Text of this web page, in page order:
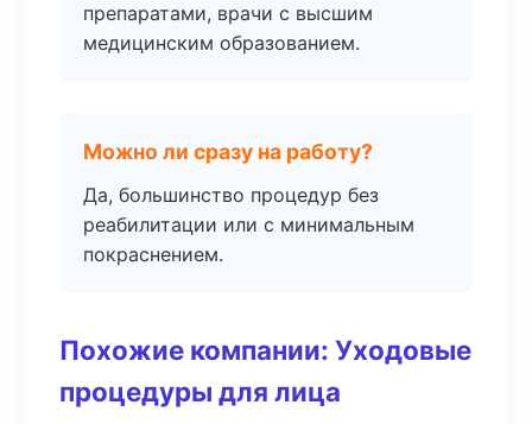
препаратами, врачи с высшим
медицинским образованием.
Можно ли сразу на работу?
Да, большинство процедур без
реабилитации или с минимальным
покраснением.
Похожие компании: Уходовые
процедуры для лица